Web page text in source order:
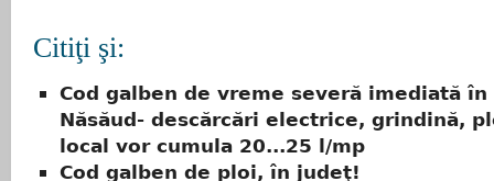
Citiţi şi:
Cod galben de vreme severă imediată
Năsăud- descărcări electrice, grindină,
local vor cumula 20...25 l/mp
Cod galben de ploi, în judeţ!